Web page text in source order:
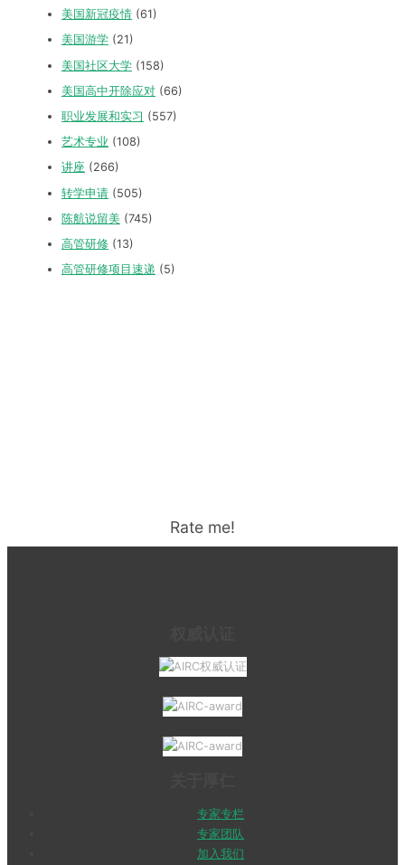
美国新冠疫情 (61)
美国游学 (21)
美国社区大学 (158)
美国高中开除应对 (66)
职业发展和实习 (557)
艺术专业 (108)
讲座 (266)
转学申请 (505)
陈航说留美 (745)
高管研修 (13)
高管研修项目速递 (5)
Rate me!
专家专栏
专家团队
加入我们